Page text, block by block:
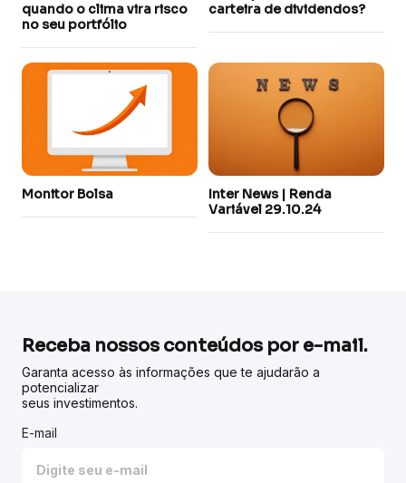
quando o clima vira risco
no seu portfólio
carteira de dividendos?
Monitor Bolsa
Inter News | Renda
Variável 29.10.24
Receba nossos conteúdos por e-mail.
Garanta acesso às informações que te ajudarão a
potencializar
seus investimentos.
E-mail